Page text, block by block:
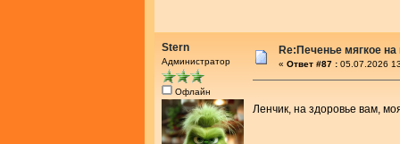
Stern
Администратор
Офлайн
Re:Печенье мягкое
« Ответ #87 : 05.07.2026
Ленчик, на здоровье вам,